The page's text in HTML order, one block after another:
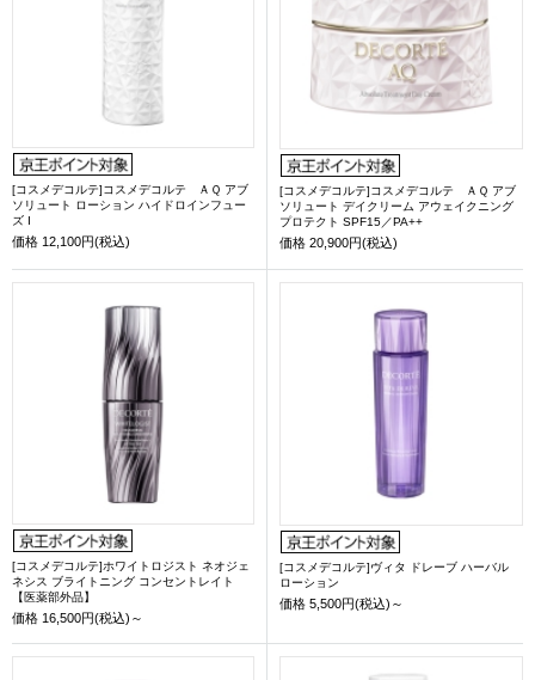
[コスメデコルテ]コスメデコルテ ＡＱ アブ
ソリュート ローション ハイドロインフュー
ズ I
価格 12,100円(税込)
[コスメデコルテ]コスメデコルテ ＡＱ アブ
ソリュート デイクリーム アウェイクニング
プロテクト SPF15／PA++
価格 20,900円(税込)
[コスメデコルテ]ホワイトロジスト ネオジェ
ネシス ブライトニング コンセントレイト
【医薬部外品】
価格 16,500円(税込)～
[コスメデコルテ]ヴィタ ドレーブ ハーバル
ローション
価格 5,500円(税込)～